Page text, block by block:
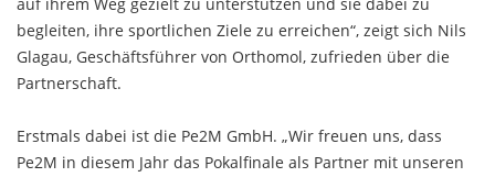
begleiten, ihre sportlichen Ziele zu erreichen“, zeigt sich Nils
Glagau, Geschäftsführer von Orthomol, zufrieden über die
Partnerschaft.
Erstmals dabei ist die Pe2M GmbH. „Wir freuen uns, dass
Pe2M in diesem Jahr das Pokalfinale als Partner mit unseren